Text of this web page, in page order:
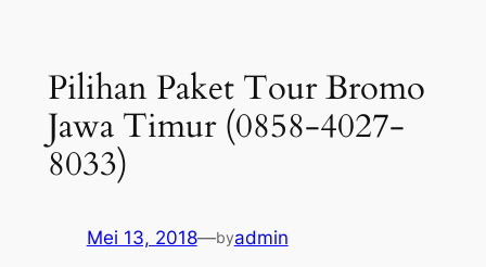
Pilihan Paket Tour Bromo
Jawa Timur (0858-4027-
8033)
Mei 13, 2018—byadmin